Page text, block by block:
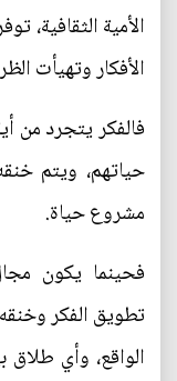
الأمية الثقافية،
الأفكار وتهيأت
فالفكر يتجرد من
حياتهم، ويتم
مشروع حياة.
فحينما يكون
تطويق الفكر
الواقع، وأي طلاق